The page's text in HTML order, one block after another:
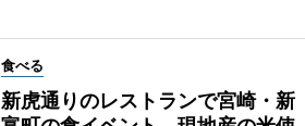
食べる
新虎通りのレストランで宮崎・新